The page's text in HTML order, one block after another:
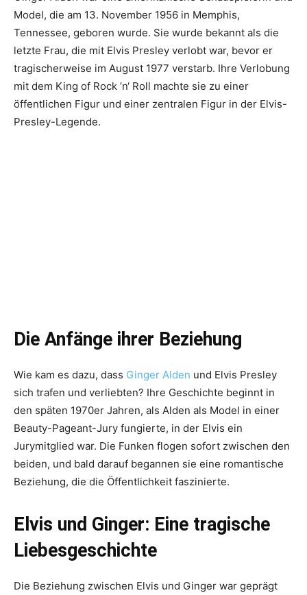
Model, die am 13. November 1956 in Memphis,
Tennessee, geboren wurde. Sie wurde bekannt als die
letzte Frau, die mit Elvis Presley verlobt war, bevor er
tragischerweise im August 1977 verstarb. Ihre Verlobung
mit dem King of Rock ’n‘ Roll machte sie zu einer
öffentlichen Figur und einer zentralen Figur in der Elvis-
Presley-Legende.
Die Anfänge ihrer Beziehung
Wie kam es dazu, dass Ginger Alden und Elvis Presley
sich trafen und verliebten? Ihre Geschichte beginnt in
den späten 1970er Jahren, als Alden als Model in einer
Beauty-Pageant-Jury fungierte, in der Elvis ein
Jurymitglied war. Die Funken flogen sofort zwischen den
beiden, und bald darauf begannen sie eine romantische
Beziehung, die die Öffentlichkeit faszinierte.
Elvis und Ginger: Eine tragische
Liebesgeschichte
Die Beziehung zwischen Elvis und Ginger war geprägt